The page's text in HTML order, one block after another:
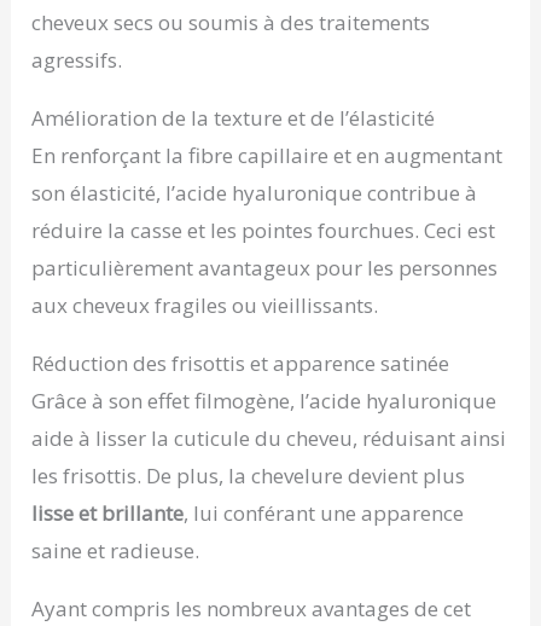
cheveux secs ou soumis à des traitements
agressifs.
Amélioration de la texture et de l’élasticité
En renforçant la fibre capillaire et en augmentant
son élasticité, l’acide hyaluronique contribue à
réduire la casse et les pointes fourchues. Ceci est
particulièrement avantageux pour les personnes
aux cheveux fragiles ou vieillissants.
Réduction des frisottis et apparence satinée
Grâce à son effet filmogène, l’acide hyaluronique
aide à lisser la cuticule du cheveu, réduisant ainsi
les frisottis. De plus, la chevelure devient plus
lisse et brillante, lui conférant une apparence
saine et radieuse.
Ayant compris les nombreux avantages de cet